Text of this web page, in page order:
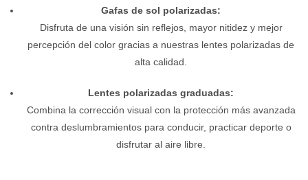
Gafas de sol polarizadas:
Disfruta de una visión sin reflejos, mayor nitidez y mejor
percepción del color gracias a nuestras lentes polarizadas de
alta calidad.
Lentes polarizadas graduadas:
Combina la corrección visual con la protección más avanzada
contra deslumbramientos para conducir, practicar deporte o
disfrutar al aire libre.